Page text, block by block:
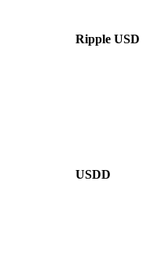
Ripple USD
USDD